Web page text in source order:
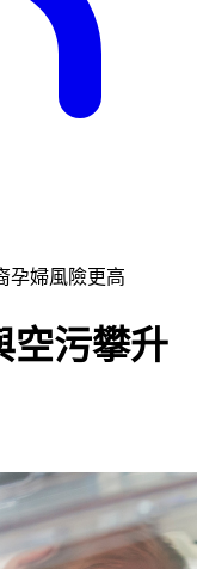
孕婦風險更高
空污攀升